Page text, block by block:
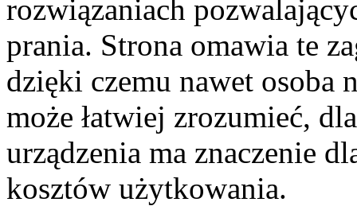
rozwiązaniach
prania. Strona omawia te
dzięki czemu nawet osoba
może łatwiej zrozumieć,
urządzenia ma znaczenie
kosztów użytkowania.